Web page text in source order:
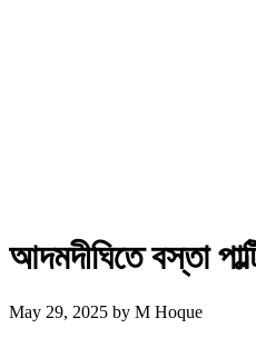
আদমদীঘিতে বস্তা
May 29, 2025 by M Hoque